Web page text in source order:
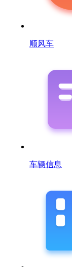
顺风车
车辆信息